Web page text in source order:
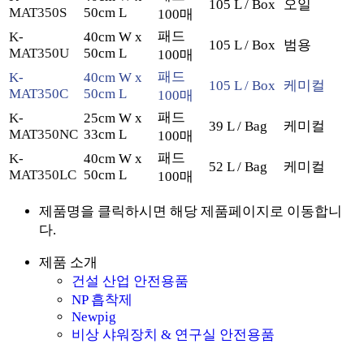
MAT350S
50cm L
100매
105 L / Box 오일
K-
MAT350U
40cm W x
50cm L
패드
100매
105 L / Box 범용
K-
MAT350C
40cm W x
50cm L
패드
100매
105 L / Box 케미컬
K-
MAT350NC
25cm W x
33cm L
패드
100매
39 L / Bag 케미컬
K-
MAT350LC
40cm W x
50cm L
패드
100매
52 L / Bag 케미컬
제품명을 클릭하시면 해당 제품페이지로 이동합니
다.
제품 소개
건설 산업 안전용품
NP 흡착제
Newpig
비상 샤워장치 & 연구실 안전용품